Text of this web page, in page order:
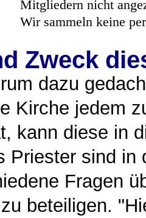
Mitgliedern nicht
Wir sammeln keine
Zweck
dazu
Kirche jedem
kann diese in
Priester sind in
Fragen
beteiligen.